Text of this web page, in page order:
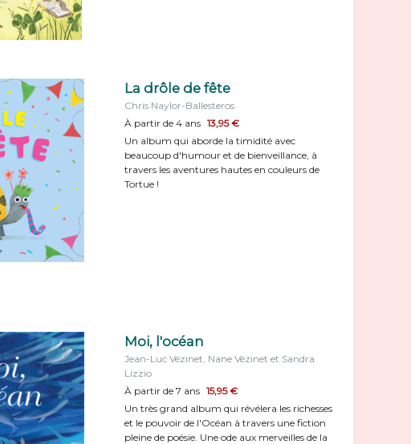
La drôle de fête
Chris Naylor-Ballesteros
À partir de 4 ans 13,95 €
Un album qui aborde la timidité avec
beaucoup d'humour et de bienveillance, à
travers les aventures hautes en couleurs de
Tortue !
Moi, l'océan
Jean-Luc Vézinet, Nane Vézinet et Sandra
Lizzio
À partir de 7 ans 15,95 €
Un très grand album qui révélera les richesses
et le pouvoir de l'Océan à travers une fiction
pleine de poésie. Une ode aux merveilles de la